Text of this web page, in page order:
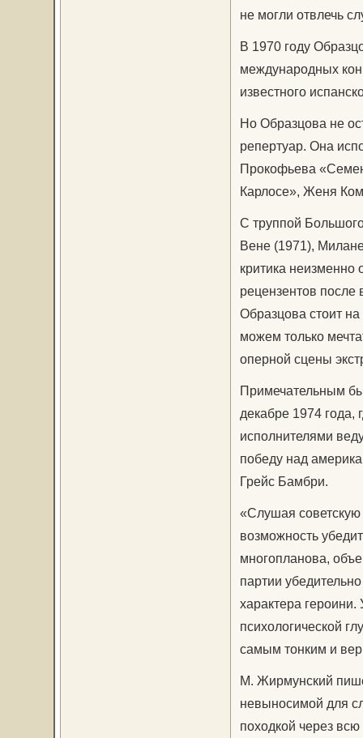
не могли отвлечь
В 1970 году
международных
известного
Но Образцова не
репертуар. Она
Прокофьева
Карлосе», Женя
С труппой
Вене (1971),
критика неизменно
рецензентов
Образцова стоит
можем только
оперной сцены
Примечательным
декабре 1974 года,
исполнителями
победу над
Грейс Бамбри.
«Слушая
возможность
многопланова,
партии
характера
психологической
самым тонким и
М. Жирмунский
невыносимой для
походкой через